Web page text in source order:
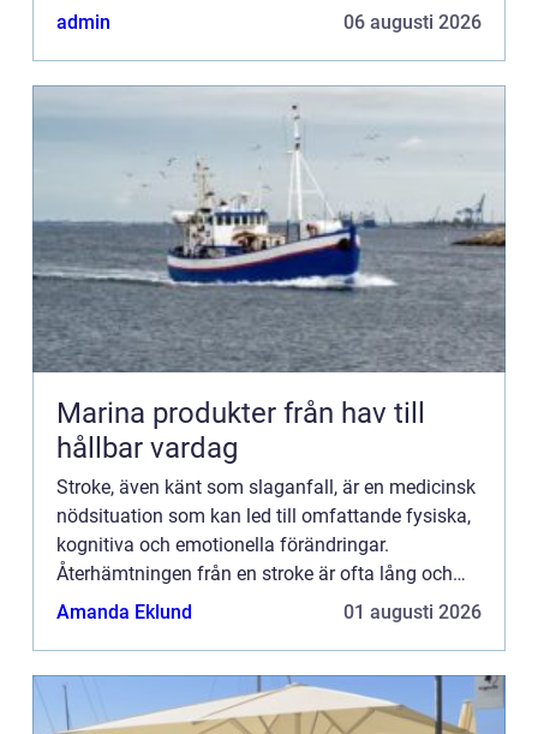
kompl...
admin 06 augusti 2026
Marina produkter från hav till
hållbar vardag
Stroke, även känt som slaganfall, är en medicinsk
nödsituation som kan led till omfattande fysiska,
kognitiva och emotionella förändringar.
Återhämtningen från en stroke är ofta lång och
kompl...
Amanda Eklund 01 augusti 2026